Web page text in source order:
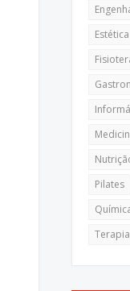
Estética
Pilates